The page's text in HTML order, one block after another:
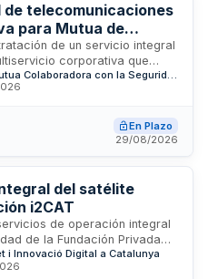
telecomunicaciones
para Mutua de
de un servicio integral
corporativa que
telefonía IP,
centros de Mutua de
ciberseguridad y
informática de la
electrónica. La
a criterios objetivos y
y económica.
Mutua de Andalucía y Ceuta, Mutua Colaboradora con la Seguridad Social nº 115
En Plazo
29/08/2026
del satélite
i2CAT
de operación integral
de la Fundación Privada
de operación,
del satélite en órbita,
i Innovació Digital a Catalunya